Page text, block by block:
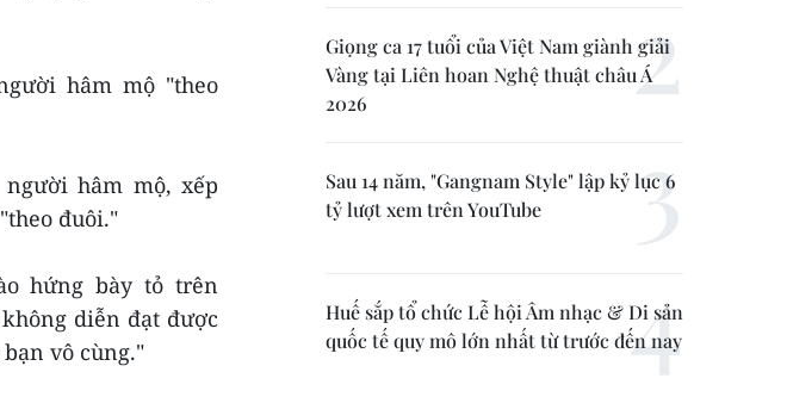
hâm mộ "theo
người hâm mộ, xếp
đuôi."
hứng bày tỏ trên
diễn đạt được
vô cùng."
Giọng ca 17 tuổi của Việt Nam giành giải
Vàng tại Liên hoan Nghệ thuật châu Á
2026
Sau 14 năm, "Gangnam Style" lập kỷ lục 6
tỷ lượt xem trên YouTube
Huế sắp tổ chức Lễ hội Âm nhạc & Di sản
quốc tế quy mô lớn nhất từ trước đến nay